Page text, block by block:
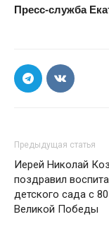
Пресс-служба
Предыдущая статья
Иерей Николай
поздравил
детского сада с
Великой Победы